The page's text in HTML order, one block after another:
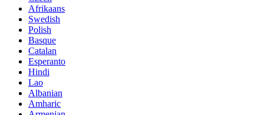
Afrikaans
Swedish
Polish
Basque
Catalan
Esperanto
Hindi
Lao
Albanian
Amharic